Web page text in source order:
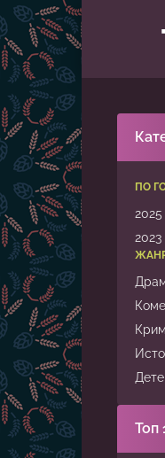
ПО
2025
2023
Топ